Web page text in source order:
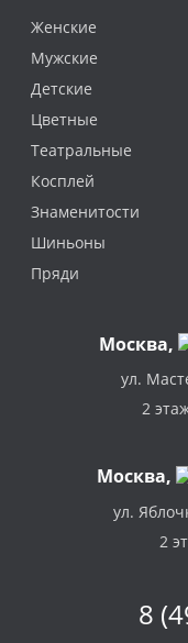
Женские
Мужские
Детские
Цветные
Театральные
Косплей
Знаменитости
Шиньоны
Пряди
Москва,
ул.
2
Москва,
ул.
2
8